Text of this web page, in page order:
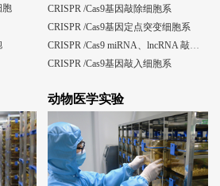
胞
CRISPR /Cas9基因敲除细胞系
CRISPR /Cas9基因定点突变细胞系
CRISPR /Cas9基因敲入细胞系
动物医学实验